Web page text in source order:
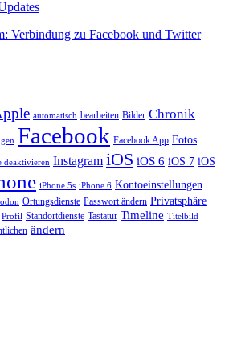
Verbindung zu Facebook und Twitter
automatisch bearbeiten Bilder Chronik
Facebook Facebook App Fotos
deaktivieren Instagram iOS iOS 6 iOS 7 iOS
iPhone 5s iPhone 6 Kontoeinstellungen
Ortungsdienste Passwort ändern Privatsphäre
Profil Standortdienste Tastatur Timeline Titelbild
ändern